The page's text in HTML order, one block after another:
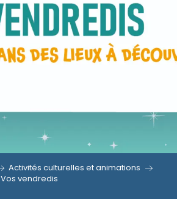
Activités culturelles et animations
Vos vendredis